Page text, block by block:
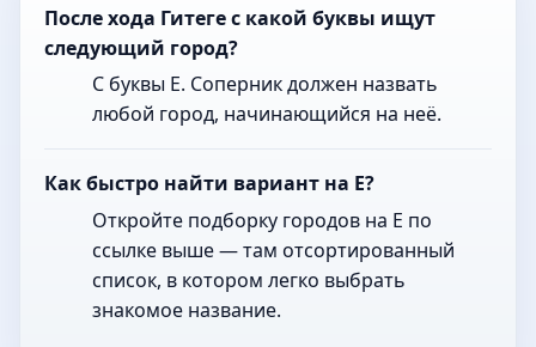
После хода Гитеге с какой буквы ищут
следующий город?
С буквы Е. Соперник должен назвать
любой город, начинающийся на неё.
Как быстро найти вариант на Е?
Откройте подборку городов на Е по
ссылке выше — там отсортированный
список, в котором легко выбрать
знакомое название.